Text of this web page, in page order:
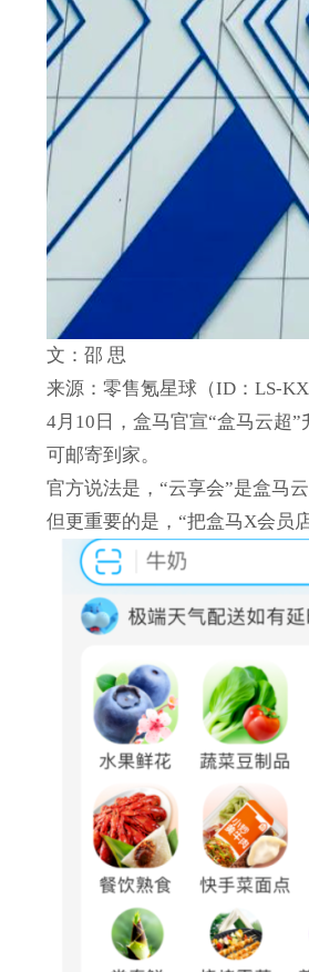
文：邵 思
来源：零售氪星球（ID：LS-
4月10日，盒马官宣“盒马云超
可邮寄到家。
官方说法是，“云享会”是盒马
但更重要的是，“把盒马X会员